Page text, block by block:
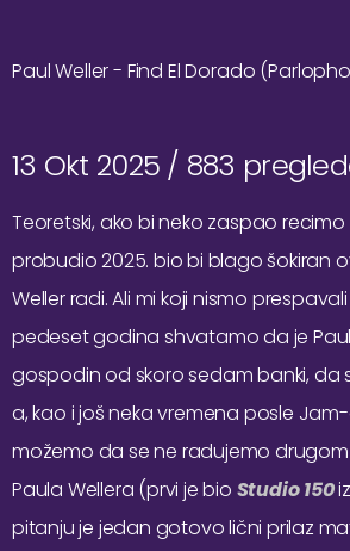
Paul Weller - Find El Dorado
13 Okt 2025 / 883
Teoretski, ako bi neko zaspao recimo
probudio 2025. bio bi blago šokiran
Weller radi. Ali mi koji nismo
pedeset godina shvatamo da je
gospodin od skoro sedam banki, da
a, kao i još neka vremena posle
možemo da se ne radujemo
Paula Wellera (prvi je bio Studio 150
pitanju je jedan gotovo lični prilaz